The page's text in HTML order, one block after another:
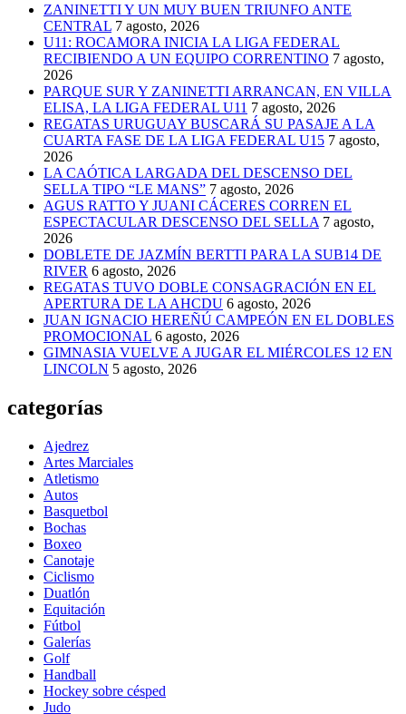
ZANINETTI Y UN MUY BUEN TRIUNFO ANTE
CENTRAL 7 agosto, 2026
U11: ROCAMORA INICIA LA LIGA FEDERAL
RECIBIENDO A UN EQUIPO CORRENTINO 7 agosto,
2026
PARQUE SUR Y ZANINETTI ARRANCAN, EN VILLA
ELISA, LA LIGA FEDERAL U11 7 agosto, 2026
REGATAS URUGUAY BUSCARÁ SU PASAJE A LA
CUARTA FASE DE LA LIGA FEDERAL U15 7 agosto,
2026
LA CAÓTICA LARGADA DEL DESCENSO DEL
SELLA TIPO “LE MANS” 7 agosto, 2026
AGUS RATTO Y JUANI CÁCERES CORREN EL
ESPECTACULAR DESCENSO DEL SELLA 7 agosto,
2026
DOBLETE DE JAZMÍN BERTTI PARA LA SUB14 DE
RIVER 6 agosto, 2026
REGATAS TUVO DOBLE CONSAGRACIÓN EN EL
APERTURA DE LA AHCDU 6 agosto, 2026
JUAN IGNACIO HEREÑÚ CAMPEÓN EN EL DOBLES
PROMOCIONAL 6 agosto, 2026
GIMNASIA VUELVE A JUGAR EL MIÉRCOLES 12 EN
LINCOLN 5 agosto, 2026
categorías
Ajedrez
Artes Marciales
Atletismo
Autos
Basquetbol
Bochas
Boxeo
Canotaje
Ciclismo
Duatlón
Equitación
Fútbol
Galerías
Golf
Handball
Hockey sobre césped
Judo